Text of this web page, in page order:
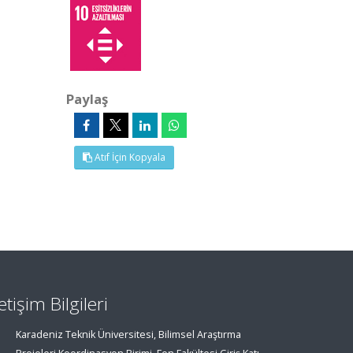
Paylaş
Atıf İçin Kopyala
Bilgileri
Karadeniz Teknik Üniversitesi, Bilimsel Araştırma